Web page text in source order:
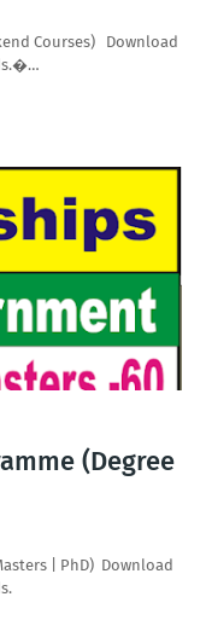
Courses) Download
(Degree
| PhD) Download